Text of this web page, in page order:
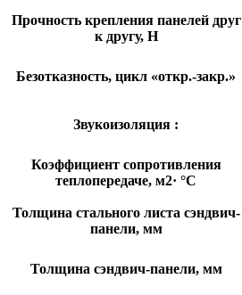
Прочность крепления панелей друг
к другу, Н
Безотказность, цикл «откр.-закр.»
Звукоизоляция :
Коэффициент сопротивления
теплопередаче, м2· °С
Толщина стального листа сэндвич-
панели, мм
Толщина сэндвич-панели, мм